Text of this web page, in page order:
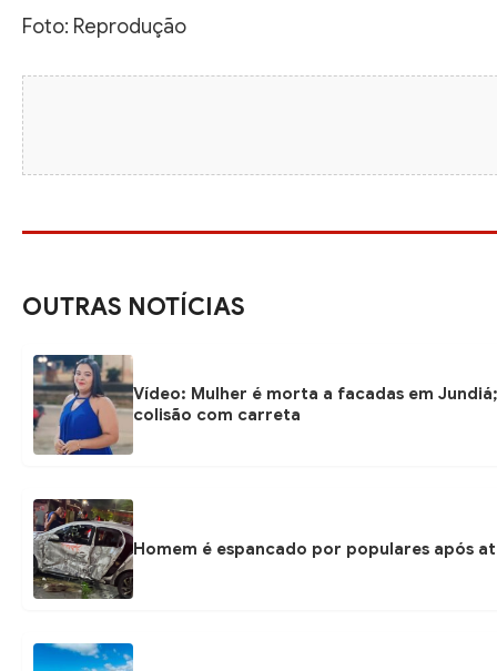
Foto: Reprodução
OUTRAS NOTÍCIAS
Vídeo: Mulher é morta a facadas em
colisão com carreta
Homem é espancado por populares após